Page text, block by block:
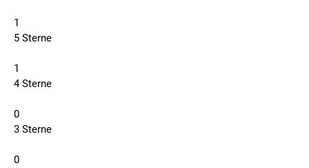
1
5 Sterne
1
4 Sterne
0
3 Sterne
0